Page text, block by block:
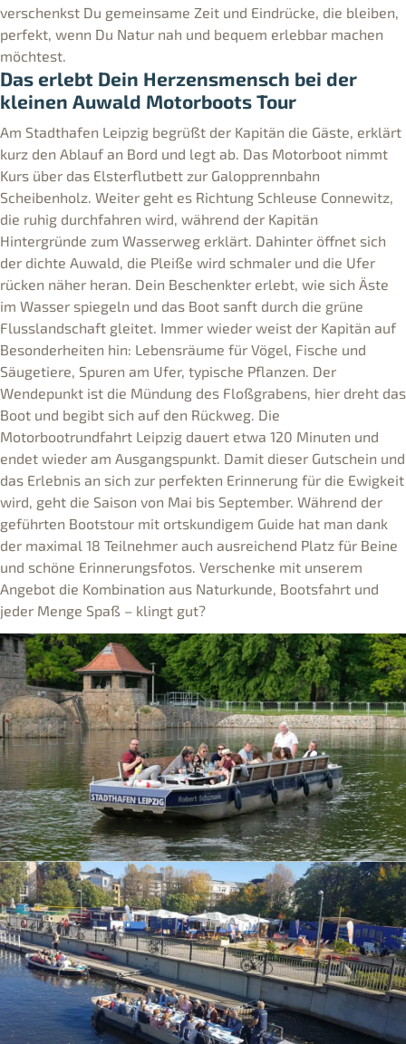
verschenkst Du gemeinsame Zeit und Eindrücke, die bleiben,
perfekt, wenn Du Natur nah und bequem erlebbar machen
möchtest.
Das erlebt Dein Herzensmensch bei der
kleinen Auwald Motorboots Tour
Am Stadthafen Leipzig begrüßt der Kapitän die Gäste, erklärt
kurz den Ablauf an Bord und legt ab. Das Motorboot nimmt
Kurs über das Elsterflutbett zur Galopprennbahn
Scheibenholz. Weiter geht es Richtung Schleuse Connewitz,
die ruhig durchfahren wird, während der Kapitän
Hintergründe zum Wasserweg erklärt. Dahinter öffnet sich
der dichte Auwald, die Pleiße wird schmaler und die Ufer
rücken näher heran. Dein Beschenkter erlebt, wie sich Äste
im Wasser spiegeln und das Boot sanft durch die grüne
Flusslandschaft gleitet. Immer wieder weist der Kapitän auf
Besonderheiten hin: Lebensräume für Vögel, Fische und
Säugetiere, Spuren am Ufer, typische Pflanzen. Der
Wendepunkt ist die Mündung des Floßgrabens, hier dreht das
Boot und begibt sich auf den Rückweg. Die
Motorbootrundfahrt Leipzig dauert etwa 120 Minuten und
endet wieder am Ausgangspunkt. Damit dieser Gutschein und
das Erlebnis an sich zur perfekten Erinnerung für die Ewigkeit
wird, geht die Saison von Mai bis September. Während der
geführten Bootstour mit ortskundigem Guide hat man dank
der maximal 18 Teilnehmer auch ausreichend Platz für Beine
und schöne Erinnerungsfotos. Verschenke mit unserem
Angebot die Kombination aus Naturkunde, Bootsfahrt und
jeder Menge Spaß – klingt gut?